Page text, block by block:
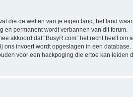
die de wetten van je eigen land, het land waar
en permanent wordt verbannen van dit forum.
akkoord dat “BusyR.com” het recht heeft om
ons invoert wordt opgeslagen in een database.
voor een hackpoging die ertoe kan leiden